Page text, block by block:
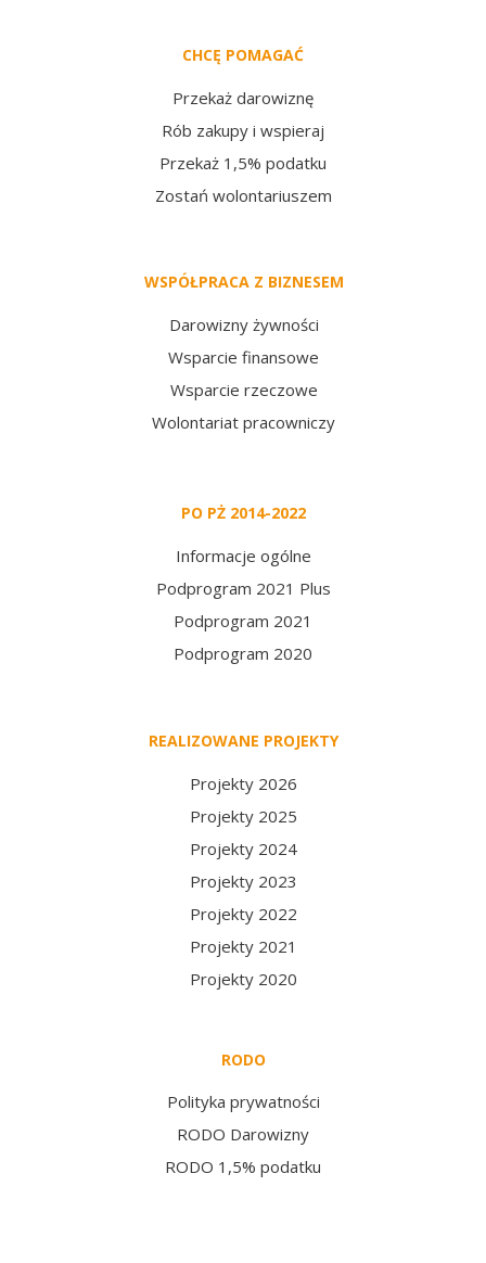
RODO
WSPÓŁPRACA Z BIZNESEM
Darowizny żywności
Wsparcie finansowe
Wsparcie rzeczowe
Wolontariat pracowniczy
CHCĘ POMAGAĆ
REALIZOWANE PROJEKTY
Projekty 2026
Projekty 2025
Projekty 2024
Projekty 2023
Projekty 2022
Projekty 2021
Projekty 2020
PO PŻ 2014-2022
Polityka prywatności
RODO Darowizny
RODO 1,5% podatku
Przekaż darowiznę
Rób zakupy i wspieraj
Przekaż 1,5% podatku
Zostań wolontariuszem
Informacje ogólne
Podprogram 2021 Plus
Podprogram 2021
Podprogram 2020